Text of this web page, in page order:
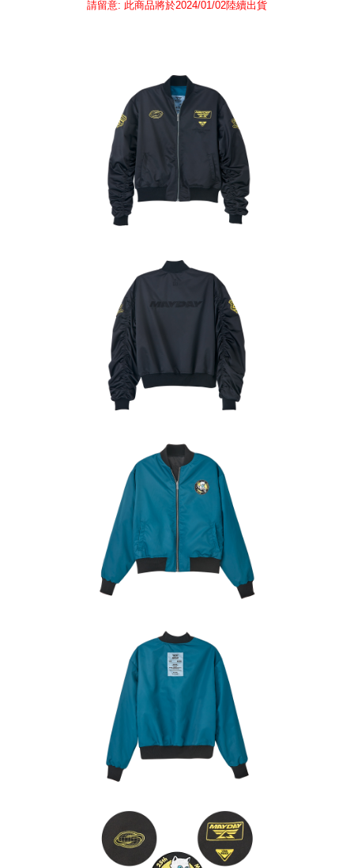
配送毎にNT$65、NT$1,000以上で送料無料
配送毎にNT$65、NT$1,000以上で送料無料
配送毎にNT$65、NT$1,000以上で送料無料
請留意: 此商品將於2024/01/02陸續出貨